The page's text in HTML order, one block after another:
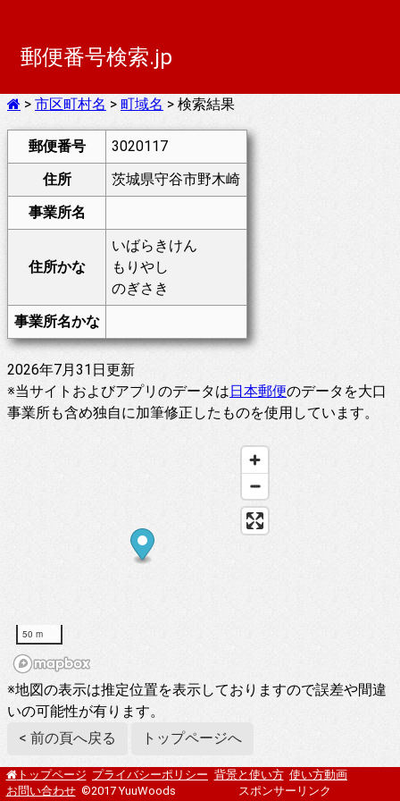
郵便番号検索.jp
> 市区町村名 > 町域名 > 検索結果
郵便番号
3020117
住所
茨城県守谷市野木崎
事業所名
住所かな
いばらきけん
もりやし
のぎさき
事業所名かな
2026年7月31日更新
※当サイトおよびアプリのデータは日本郵便のデータを大口
事業所も含め独自に加筆修正したものを使用しています。
50 m
※地図の表示は推定位置を表示しておりますので誤差や間違
いの可能性が有ります。
< 前の頁へ戻る
トップページへ
トップページ プライバシーポリシー 背景と使い方 使い方動画
お問い合わせ ©2017 YuuWoods スポンサーリンク